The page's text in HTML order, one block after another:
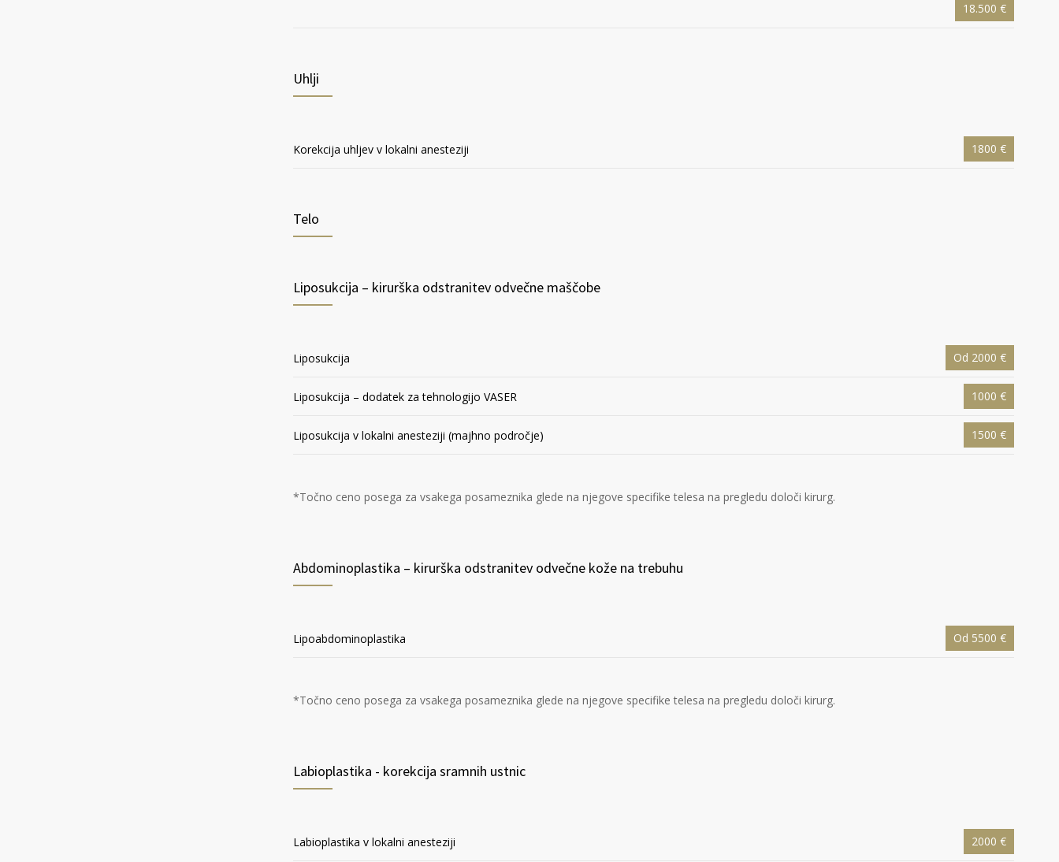
18.500 €
Uhlji
Korekcija uhljev v lokalni anesteziji 1800 €
Telo
Liposukcija – kirurška odstranitev odvečne maščobe
Liposukcija Od 2000 €
Liposukcija – dodatek za tehnologijo VASER 1000 €
Liposukcija v lokalni anesteziji (majhno področje) 1500 €
*Točno ceno posega za vsakega posameznika glede na njegove specifike telesa na pregledu določi kirurg.
Abdominoplastika – kirurška odstranitev odvečne kože na trebuhu
Lipoabdominoplastika Od 5500 €
*Točno ceno posega za vsakega posameznika glede na njegove specifike telesa na pregledu določi kirurg.
Labioplastika - korekcija sramnih ustnic
Labioplastika v lokalni anesteziji 2000 €